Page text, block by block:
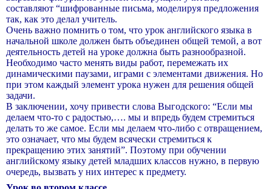
составляют “шифрованные письма, моделируя предложения
так, как это делал учитель.
Очень важно помнить о том, что урок английского языка в
начальной школе должен быть объединен общей темой, а вот
деятельность детей на уроке должна быть разнообразной.
Необходимо часто менять виды работ, перемежать их
динамическими паузами, играми с элементами движения. Но
при этом каждый элемент урока нужен для решения общей
задачи.
В заключении, хочу привести слова Выгодского: “Если мы
делаем что-то с радостью,…. мы и впредь будем стремиться
делать то же самое. Если мы делаем что-либо с отвращением,
это означает, что мы будем всячески стремиться к
прекращению этих занятий”. Поэтому при обучении
английскому языку детей младших классов нужно, в первую
очередь, вызвать у них интерес к предмету.